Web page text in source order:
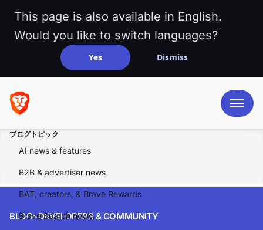
This page is also available in English.
Would you like to switch languages?
Yes Dismiss
ブログトピック
AI news & features
B2B & advertiser news
BAT, creators, & Brave Rewards
Brave Search news
BLOG>DEVELOPERS & COMMUNITY